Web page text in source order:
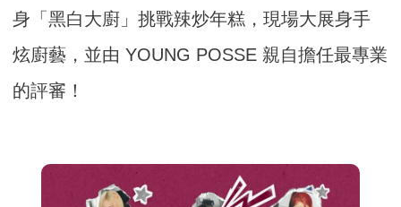
身「黑白大廚」挑戰辣炒年糕，現場大展身手
炫廚藝，並由 YOUNG POSSE 親自擔任最專業
的評審！